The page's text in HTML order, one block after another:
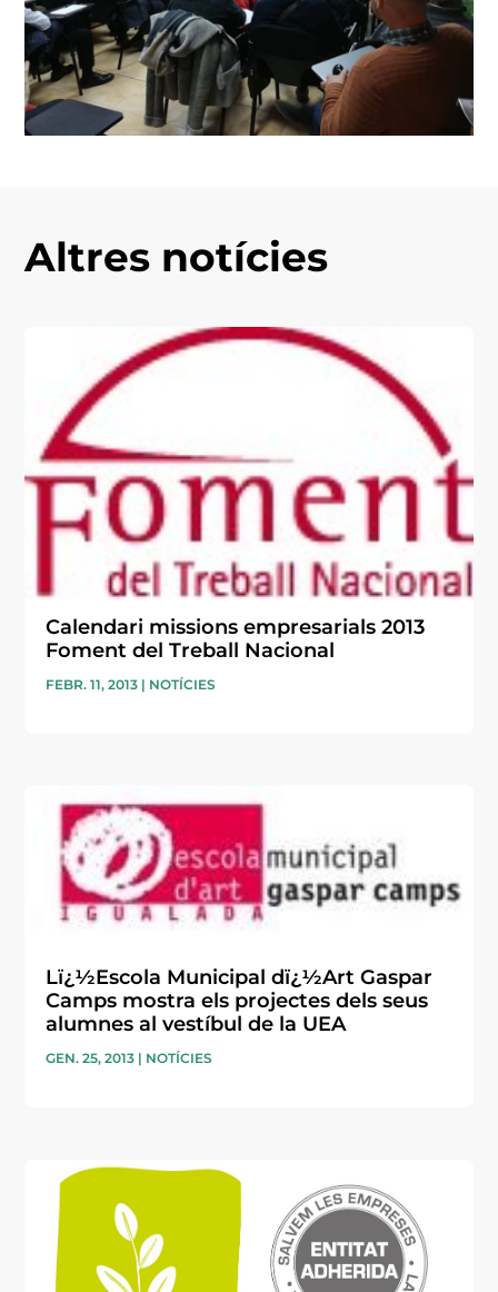
Altres notícies
Calendari missions empresarials 2013
Foment del Treball Nacional
FEBR. 11, 2013 | NOTÍCIES
Lï¿½Escola Municipal dï¿½Art Gaspar
Camps mostra els projectes dels seus
alumnes al vestíbul de la UEA
GEN. 25, 2013 | NOTÍCIES